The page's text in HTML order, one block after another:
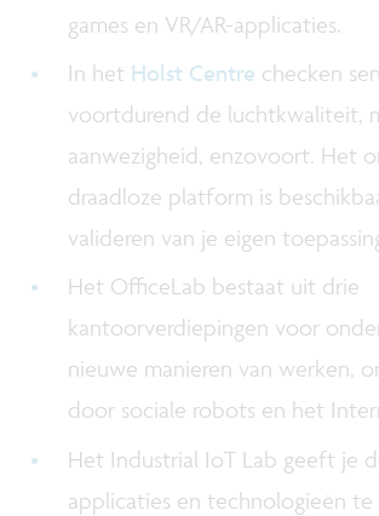
games en VR/AR-applicaties.
In het Holst Centre checken
voortdurend de luchtkwaliteit,
aanwezigheid, enzovoort. Het
draadloze platform is
valideren van je eigen
Het OfficeLab bestaat uit drie
kantoorverdiepingen voor
nieuwe manieren van werken,
door sociale robots en het
Het Industrial IoT Lab geeft je
applicaties en technologieën